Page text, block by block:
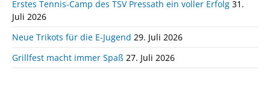
Erstes Tennis-Camp des TSV Pressath ein voller Erfolg 31.
Juli 2026
Neue Trikots für die E-Jugend 29. Juli 2026
Grillfest macht immer Spaß 27. Juli 2026